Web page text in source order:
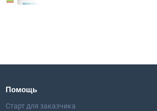
Помощь
Старт для заказчика